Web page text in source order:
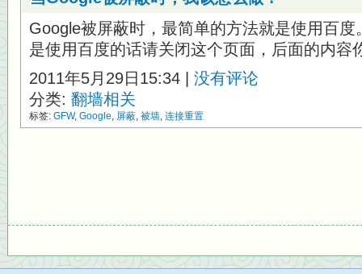
Google被屏蔽时，最简单的方法就是使用百
是使用百度的话请关闭这个页面，后面的内
2011年5月29日15:34 | 没有评论
分类: 翻墙相关
标签: GFW, Google, 屏蔽, 被墙, 连接重置